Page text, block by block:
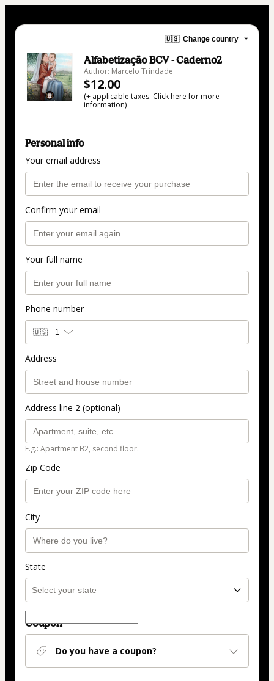
🇺🇸 Change country
Alfabetização BCV - Caderno2
Author: Marcelo Trindade
$12.00
(+ applicable taxes. Click herefor more
information)
Personal info
Your email address
Confirm your email
Your full name
Phone number
🇺🇸 +1
Address
Address line 2 (optional)
E.g.: Apartment B2, second floor.
Zip Code
City
State
Coupon
Do you have a coupon?